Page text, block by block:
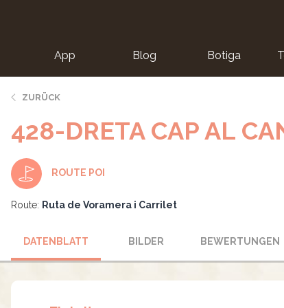
App Blog Botiga
ZURÜCK
428-DRETA CAP AL
ROUTE POI
Route: Ruta de Voramera i Carrilet
DATENBLATT BILDER BEWERTUNGEN